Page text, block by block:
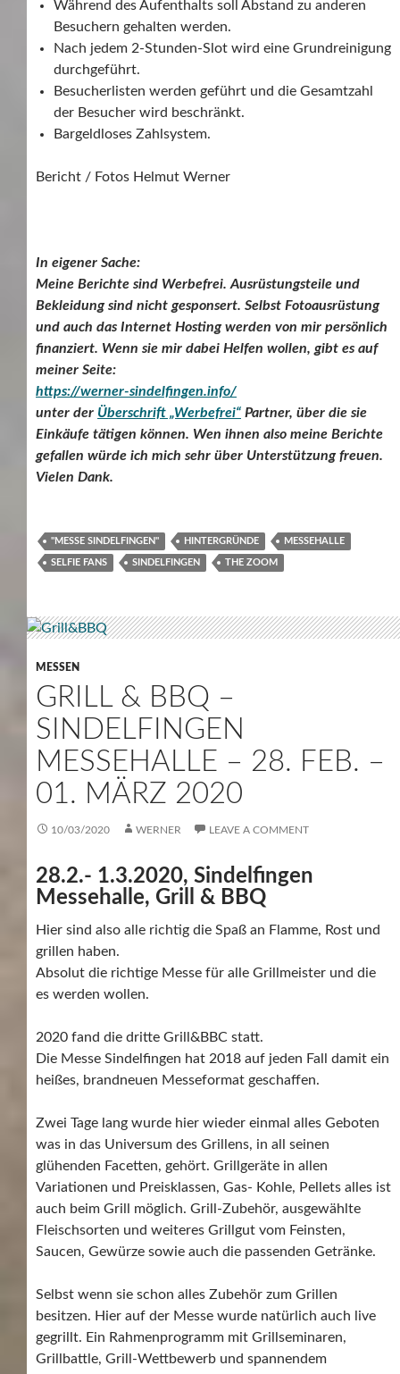
Während des Aufenthalts soll Abstand zu anderen
Besuchern gehalten werden.
Nach jedem 2-Stunden-Slot wird eine Grundreinigung
durchgeführt.
Besucherlisten werden geführt und die Gesamtzahl
der Besucher wird beschränkt.
Bargeldloses Zahlsystem.
Bericht / Fotos Helmut Werner
In eigener Sache:
Meine Berichte sind Werbefrei. Ausrüstungsteile und
Bekleidung sind nicht gesponsert. Selbst Fotoausrüstung
und auch das Internet Hosting werden von mir persönlich
finanziert. Wenn sie mir dabei Helfen wollen, gibt es auf
meiner Seite:
https://werner-sindelfingen.info/
unter der Überschrift „Werbefrei“ Partner, über die sie
Einkäufe tätigen können. Wen ihnen also meine Berichte
gefallen würde ich mich sehr über Unterstützung freuen.
Vielen Dank.
"MESSE SINDELFINGEN" HINTERGRÜNDE MESSEHALLE
SELFIE FANS SINDELFINGEN THE ZOOM
MESSEN
GRILL & BBQ –
SINDELFINGEN
MESSEHALLE – 28. FEB. –
01. MÄRZ 2020
10/03/2020 WERNER LEAVE A COMMENT
28.2.- 1.3.2020, Sindelfingen
Messehalle, Grill & BBQ
Hier sind also alle richtig die Spaß an Flamme, Rost und
grillen haben.
Absolut die richtige Messe für alle Grillmeister und die
es werden wollen.
2020 fand die dritte Grill&BBC statt.
Die Messe Sindelfingen hat 2018 auf jeden Fall damit ein
heißes, brandneuen Messeformat geschaffen.
Zwei Tage lang wurde hier wieder einmal alles Geboten
was in das Universum des Grillens, in all seinen
glühenden Facetten, gehört. Grillgeräte in allen
Variationen und Preisklassen, Gas- Kohle, Pellets alles ist
auch beim Grill möglich. Grill-Zubehör, ausgewählte
Fleischsorten und weiteres Grillgut vom Feinsten,
Saucen, Gewürze sowie auch die passenden Getränke.
Selbst wenn sie schon alles Zubehör zum Grillen
besitzen. Hier auf der Messe wurde natürlich auch live
gegrillt. Ein Rahmenprogramm mit Grillseminaren,
Grillbattle, Grill-Wettbewerb und spannendem